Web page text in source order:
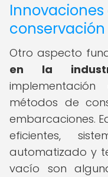
Otro aspecto
en la
métodos de
embarcaciones.
eficientes,
automatizado y
vacío son